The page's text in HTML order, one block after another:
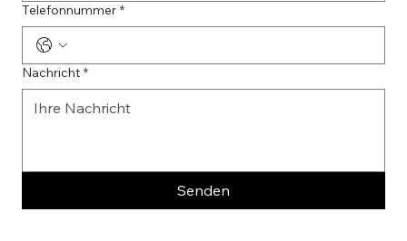
Telefonnummer *
Nachricht *
Senden